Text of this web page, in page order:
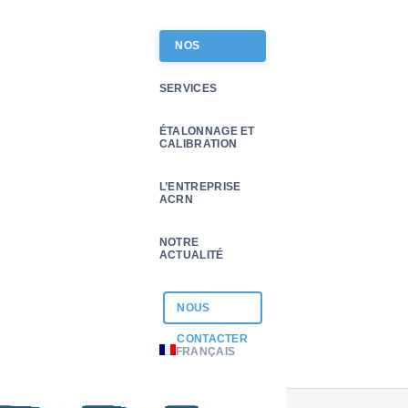
NOS
SERVICES
ÉTALONNAGE ET
CALIBRATION
L’ENTREPRISE
ACRN
NOTRE
ACTUALITÉ
NOUS
CONTACTER
FRANÇAIS